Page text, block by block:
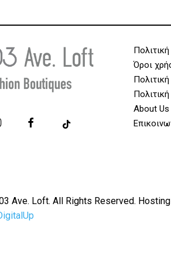
Όροι
About Us
Ave. Loft. All Rights Reserved.